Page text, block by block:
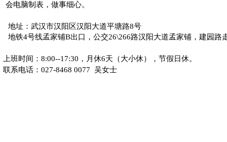
会电脑制表，做事细心。
地址：武汉市汉阳区汉阳大道平塘路8号
地铁4号线孟家铺B出口，公交26\266路汉阳大道孟家铺，建园路
上班时间： 8:00--17:30 ，月休6天（大小休），节假日休。
联系电话： 027-8468 0077 吴女士